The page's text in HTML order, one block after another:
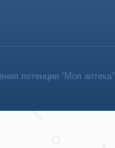
потенции “Моя